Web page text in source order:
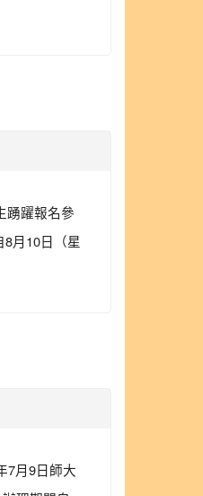
踴躍報名參
月10日（星
7月9日師大